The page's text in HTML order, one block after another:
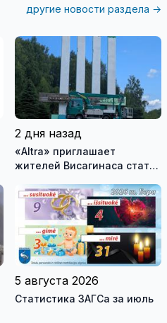
другие новости раздела →
2 дня назад
«Altra» приглашает
жителей Висагинаса стать
обновлённой стелы
5 августа 2026
Статистика ЗАГСа за июль